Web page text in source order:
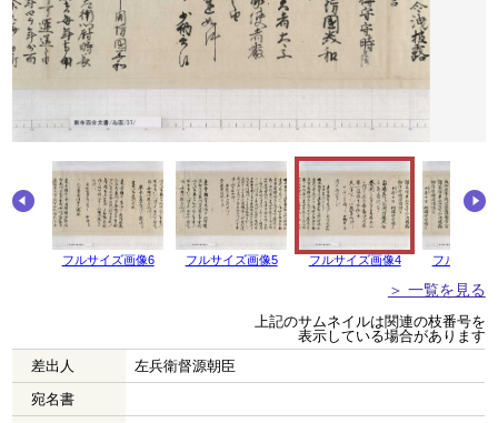
フルサイズ画像6 フルサイズ画像5 フルサイズ画像4 フルサイズ
＞ 一覧を見る
上記のサムネイルは関連の枝番号を
表示している場合があります
差出人
左兵衛督源朝臣
宛名書